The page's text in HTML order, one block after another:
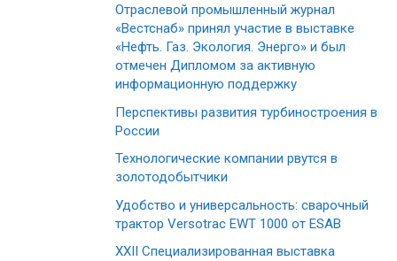
Отраслевой промышленный журнал
«Вестснаб» принял участие в выставке
«Нефть. Газ. Экология. Энерго» и был
отмечен Дипломом за активную
информационную поддержку
Перспективы развития турбиностроения в
России
Технологические компании рвутся в
золотодобытчики
Удобство и универсальность: сварочный
трактор Versotrac EWT 1000 от ESAB
XХII Специализированная выставка